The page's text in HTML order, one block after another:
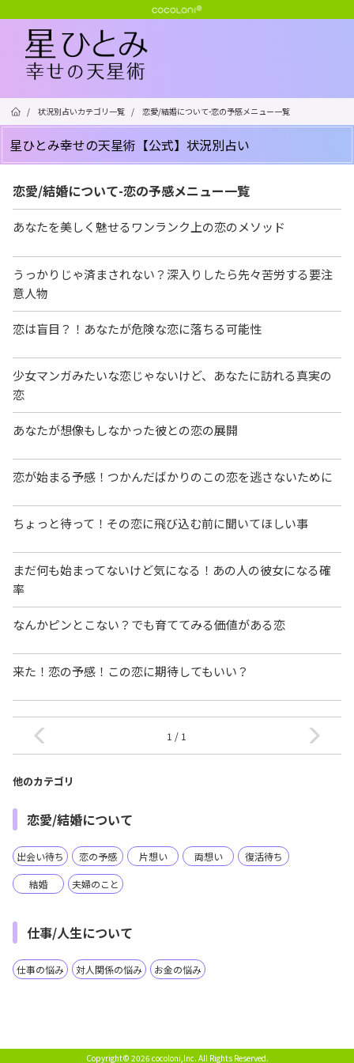
/ 状況別占いカテゴリ一覧 / 恋愛/結婚について-恋の予感メニュー一覧
星ひとみ幸せの天星術【公式】状況別占い
恋愛/結婚について-恋の予感メニュー一覧
あなたを美しく魅せるワンランク上の恋のメソッド
うっかりじゃ済まされない？深入りしたら先々苦労する要注
意人物
恋は盲目？！あなたが危険な恋に落ちる可能性
少女マンガみたいな恋じゃないけど、あなたに訪れる真実の
恋
あなたが想像もしなかった彼との恋の展開
恋が始まる予感！つかんだばかりのこの恋を逃さないために
ちょっと待って！その恋に飛び込む前に聞いてほしい事
まだ何も始まってないけど気になる！あの人の彼女になる確
率
なんかピンとこない？でも育ててみる価値がある恋
来た！恋の予感！この恋に期待してもいい？
1 / 1
他のカテゴリ
恋愛/結婚について
出会い待ち 恋の予感 片想い 両想い 復活待ち
結婚 夫婦のこと
仕事/人生について
仕事の悩み 対人関係の悩み お金の悩み
Copyright© 2026 cocoloni,Inc. All Rights Reserved.